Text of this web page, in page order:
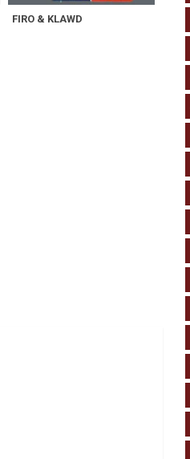
FIRO & KLAWD